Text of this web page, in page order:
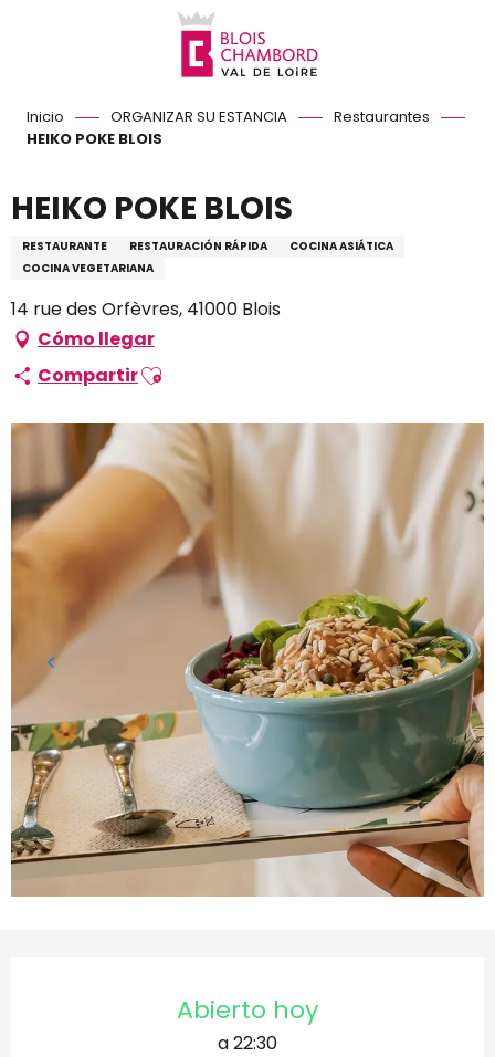
Inicio ORGANIZAR SU ESTANCIA
Restaurantes
HEIKO POKE BLOIS
HEIKO POKE BLOIS
RESTAURANTE RESTAURACIÓN RÁPIDA
COCINA ASIÁTICA
COCINA VEGETARIANA
14 rue des Orfèvres, 41000 Blois
Cómo llegar
CompartirAjouter aux favoris
Abierto hoy
a 22:30